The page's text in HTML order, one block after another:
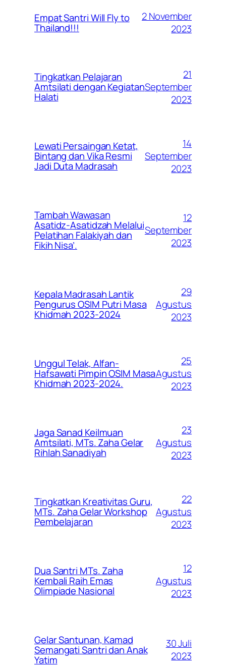
Empat Santri Will Fly to
Thailand!!!
2 November
2023
Tingkatkan Pelajaran
Amtsilati dengan Kegiatan
Halati
21
September
2023
Lewati Persaingan Ketat,
Bintang dan Vika Resmi
Jadi Duta Madrasah
14
September
2023
Tambah Wawasan
Asatidz-Asatidzah Melalui
Pelatihan Falakiyah dan
Fikih Nisa’.
12
September
2023
Kepala Madrasah Lantik
Pengurus OSIM Putri Masa
Khidmah 2023-2024
29
Agustus
2023
Unggul Telak, Alfan-
Hafsawati Pimpin OSIM Masa
Khidmah 2023-2024.
25
Agustus
2023
Jaga Sanad Keilmuan
Amtsilati, MTs. Zaha Gelar
Rihlah Sanadiyah
23
Agustus
2023
Tingkatkan Kreativitas Guru,
MTs. Zaha Gelar Workshop
Pembelajaran
22
Agustus
2023
Dua Santri MTs. Zaha
Kembali Raih Emas
Olimpiade Nasional
12
Agustus
2023
Gelar Santunan, Kamad
Semangati Santri dan Anak
Yatim
30 Juli
2023